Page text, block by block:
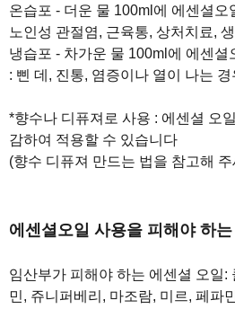
온습포 - 더운 물 100ml에 에센셜오
노인성 관절염, 근육통, 상처치료,
냉습포 - 차가운 물 100ml에 에센셜
: 삔 데, 진통, 염증이나 열이 나는 경
*향수나 디퓨져로 사용 : 에센셜 오
감하여 적용할 수 있습니다
(향수 디퓨져 만드는 법을 참고해
에센셜오일 사용을 피해야 하
임산부가 피해야 하는 에센셜 오일:
민, 쥬니퍼베리, 마조람, 미르, 페파